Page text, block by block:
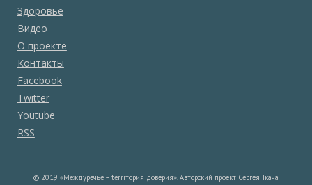
Здоровье
Видео
О проекте
Контакты
Facebook
Twitter
Youtube
RSS
© 2019 «Междуречье – terriтория доверия». Авторский проект Сергея Ткача